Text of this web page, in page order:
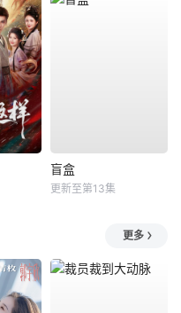
盲盒
更新至第13集
更多